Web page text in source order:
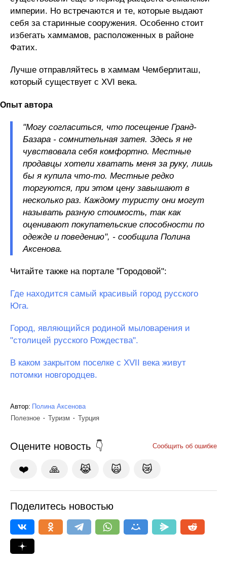
империи. Но встречаются и те, которые выдают
себя за старинные сооружения. Особенно стоит
избегать хаммамов, расположенных в районе
Фатих.
Лучше отправляйтесь в хаммам Чемберлиташ,
который существует с XVI века.
Опыт автора
"Могу согласиться, что посещение Гранд-
Базара - сомнительная затея. Здесь я не
чувствовала себя комфортно. Местные
продавцы хотели хватать меня за руку, лишь
бы я купила что-то. Местные редко
торгуются, при этом цену завышают в
несколько раз. Каждому туристу они могут
называть разную стоимость, так как
оценивают покупательские способности по
одежде и поведению", - сообщила Полина
Аксенова.
Читайте также на портале "Городовой":
Где находится самый красивый город русского
Юга.
Город, являющийся родиной мыловарения и
"столицей русского Рождества".
В каком закрытом поселке с XVII века живут
потомки новгородцев.
Автор: Полина Аксенова
Полезное
Туризм Турция
Оцените новость Сообщить об ошибке
❤️ 🙏 😹 🙀 😿
Поделитесь новостью